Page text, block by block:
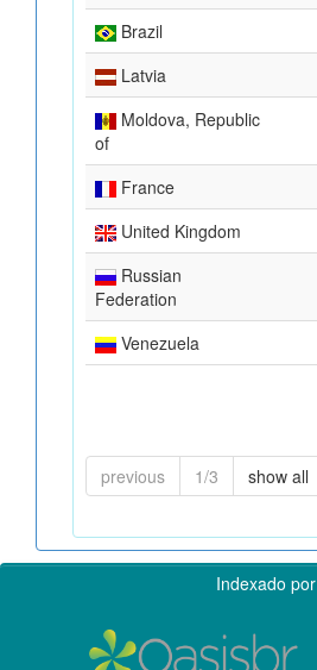
Brazil
Latvia
Moldova, Republic
of
France
United Kingdom
Russian
Federation
Venezuela
previous 1/3 show all
Indexado por